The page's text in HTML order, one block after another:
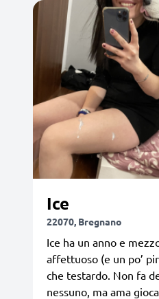
Ice
22070, Bregnano
Ice ha un anno e
affettuoso (e un po’
che testardo. Non fa
nessuno, ma ama